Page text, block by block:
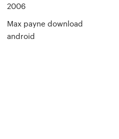
2006
Max payne download
android